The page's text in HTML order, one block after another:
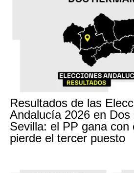
Resultados de las
Andalucía 2026 en Dos
Sevilla: el PP gana con
pierde el tercer puesto